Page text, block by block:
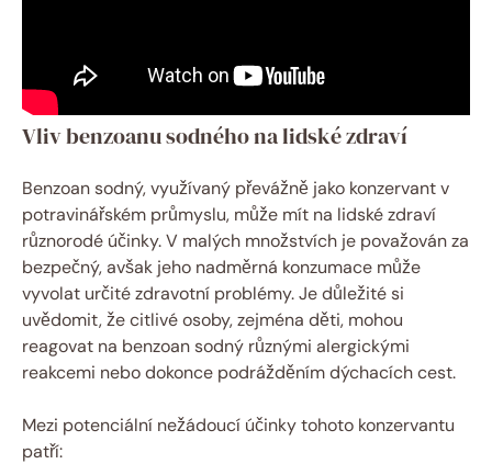
Vliv benzoanu sodného na lidské zdraví
Benzoan sodný, využívaný převážně jako konzervant v
potravinářském průmyslu, může mít na lidské zdraví
různorodé účinky. V malých množstvích je považován za
bezpečný, avšak jeho nadměrná konzumace může
vyvolat určité zdravotní problémy. Je důležité si
uvědomit, že citlivé osoby, zejména děti, mohou
reagovat na benzoan sodný různými alergickými
reakcemi nebo dokonce podrážděním dýchacích cest.
Mezi potenciální nežádoucí účinky tohoto konzervantu
patří: